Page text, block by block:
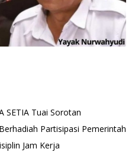
SETIA Tuai Sorotan
Partisipasi Pemerintah
Jam Kerja